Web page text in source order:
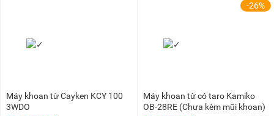
Máy khoan từ Cayken KCY 100
3WDO
-26%
Máy khoan từ có taro Kamiko
OB-28RE (Chưa kèm mũi khoan)